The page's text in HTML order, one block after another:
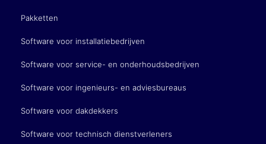
Pakketten
Software voor installatiebedrijven
Software voor service- en onderhoudsbedrijven
Software voor ingenieurs- en adviesbureaus
Software voor dakdekkers
Software voor technisch dienstverleners